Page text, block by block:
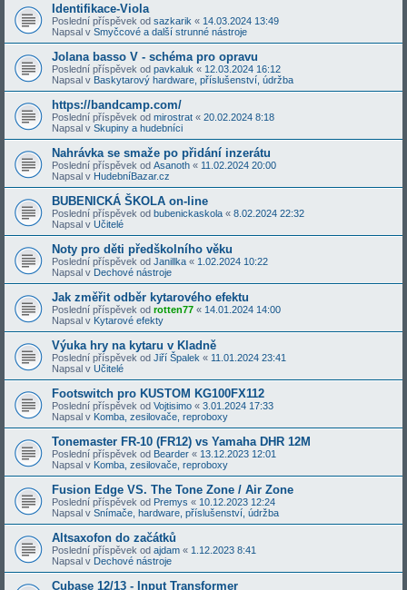
Identifikace-Viola
Poslední příspěvek od sazkarik « 14.03.2024 13:49
Napsal v Smyčcové a další strunné nástroje
Jolana basso V - schéma pro opravu
Poslední příspěvek od pavkaluk « 12.03.2024 16:12
Napsal v Baskytarový hardware, příslušenství, údržba
https://bandcamp.com/
Poslední příspěvek od mirostrat « 20.02.2024 8:18
Napsal v Skupiny a hudebníci
Nahrávka se smaže po přidání inzerátu
Poslední příspěvek od Asanoth « 11.02.2024 20:00
Napsal v HudebníBazar.cz
BUBENICKÁ ŠKOLA on-line
Poslední příspěvek od bubenickaskola « 8.02.2024 22:32
Napsal v Učitelé
Noty pro děti předškolního věku
Poslední příspěvek od Janillka « 1.02.2024 10:22
Napsal v Dechové nástroje
Jak změřit odběr kytarového efektu
Poslední příspěvek od rotten77 « 14.01.2024 14:00
Napsal v Kytarové efekty
Výuka hry na kytaru v Kladně
Poslední příspěvek od Jiří Špalek « 11.01.2024 23:41
Napsal v Učitelé
Footswitch pro KUSTOM KG100FX112
Poslední příspěvek od Vojtisimo « 3.01.2024 17:33
Napsal v Komba, zesilovače, reproboxy
Tonemaster FR-10 (FR12) vs Yamaha DHR 12M
Poslední příspěvek od Bearder « 13.12.2023 12:01
Napsal v Komba, zesilovače, reproboxy
Fusion Edge VS. The Tone Zone / Air Zone
Poslední příspěvek od Premys « 10.12.2023 12:24
Napsal v Snímače, hardware, příslušenství, údržba
Altsaxofon do začátků
Poslední příspěvek od ajdam « 1.12.2023 8:41
Napsal v Dechové nástroje
Cubase 12/13 - Input Transformer